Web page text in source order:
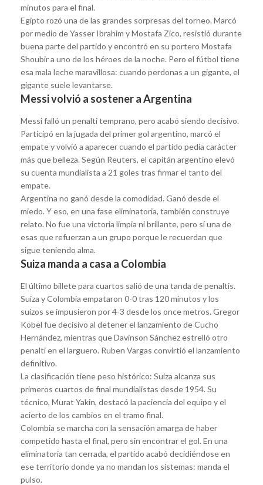
minutos para el final.
Egipto rozó una de las grandes sorpresas del torneo. Marcó
por medio de Yasser Ibrahim y Mostafa Zico, resistió durante
buena parte del partido y encontró en su portero Mostafa
Shoubir a uno de los héroes de la noche. Pero el fútbol tiene
esa mala leche maravillosa: cuando perdonas a un gigante, el
gigante suele levantarse.
Messi volvió a sostener a Argentina
Messi falló un penalti temprano, pero acabó siendo decisivo.
Participó en la jugada del primer gol argentino, marcó el
empate y volvió a aparecer cuando el partido pedía carácter
más que belleza. Según Reuters, el capitán argentino elevó
su cuenta mundialista a 21 goles tras firmar el tanto del
empate.
Argentina no ganó desde la comodidad. Ganó desde el
miedo. Y eso, en una fase eliminatoria, también construye
relato. No fue una victoria limpia ni brillante, pero sí una de
esas que refuerzan a un grupo porque le recuerdan que
sigue teniendo alma.
Suiza manda a casa a Colombia
El último billete para cuartos salió de una tanda de penaltis.
Suiza y Colombia empataron 0-0 tras 120 minutos y los
suizos se impusieron por 4-3 desde los once metros. Gregor
Kobel fue decisivo al detener el lanzamiento de Cucho
Hernández, mientras que Davinson Sánchez estrelló otro
penalti en el larguero. Ruben Vargas convirtió el lanzamiento
definitivo.
La clasificación tiene peso histórico: Suiza alcanza sus
primeros cuartos de final mundialistas desde 1954. Su
técnico, Murat Yakin, destacó la paciencia del equipo y el
acierto de los cambios en el tramo final.
Colombia se marcha con la sensación amarga de haber
competido hasta el final, pero sin encontrar el gol. En una
eliminatoria tan cerrada, el partido acabó decidiéndose en
ese territorio donde ya no mandan los sistemas: manda el
pulso.